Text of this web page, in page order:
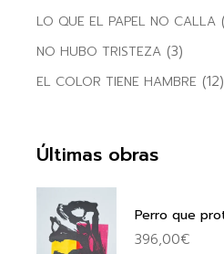
LO QUE EL PAPEL NO CALLA
NO HUBO TRISTEZA (3)
EL COLOR TIENE HAMBRE (12)
Últimas obras
Perro que
396,00€